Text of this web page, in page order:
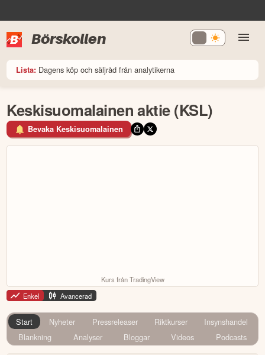
Börskollen
Lista: Dagens köp och säljråd från analytikerna
Keskisuomalainen aktie (KSL)
Bevaka Keskisuomalainen
Kurs från TradingView
Enkel
Avancerad
Start Nyheter Pressreleaser Riktkurser
Insynshandel
Blankning
Analyser Bloggar Videos Podcasts